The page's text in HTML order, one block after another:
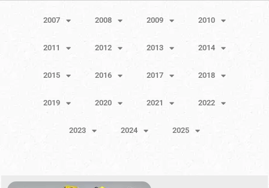
2007 2008 2009 2010
2011 2012 2013 2014
2015 2016 2017 2018
2019 2020 2021 2022
2023 2024 2025